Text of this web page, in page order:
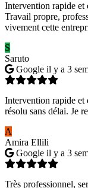
Intervention rapide et
Travail propre,
vivement cette
S
Saruto
Google il y a 3
Intervention rapide et
résolu sans délai. Je
A
Amira Ellili
Google il y a 3
Très professionnel,